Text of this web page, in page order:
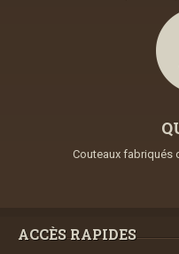
Couteaux fabriqués
ACCÈS RAPIDES